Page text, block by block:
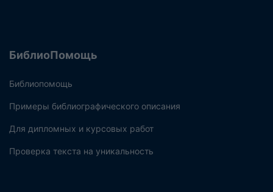
БиблиоПомощь
Библиопомощь
Примеры библиографического описания
Для дипломных и курсовых работ
Проверка текста на уникальность